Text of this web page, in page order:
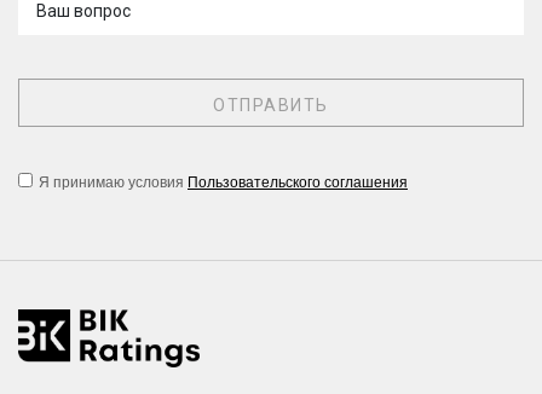
Ваш вопрос
Я принимаю условия Пользовательского соглашения